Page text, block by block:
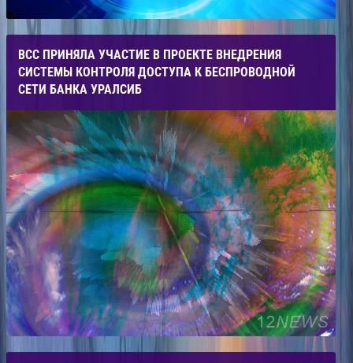
ВСС ПРИНЯЛА УЧАСТИЕ В ПРОЕКТЕ ВНЕДРЕНИЯ
СИСТЕМЫ КОНТРОЛЯ ДОСТУПА К БЕСПРОВОДНОЙ
СЕТИ БАНКА УРАЛСИБ